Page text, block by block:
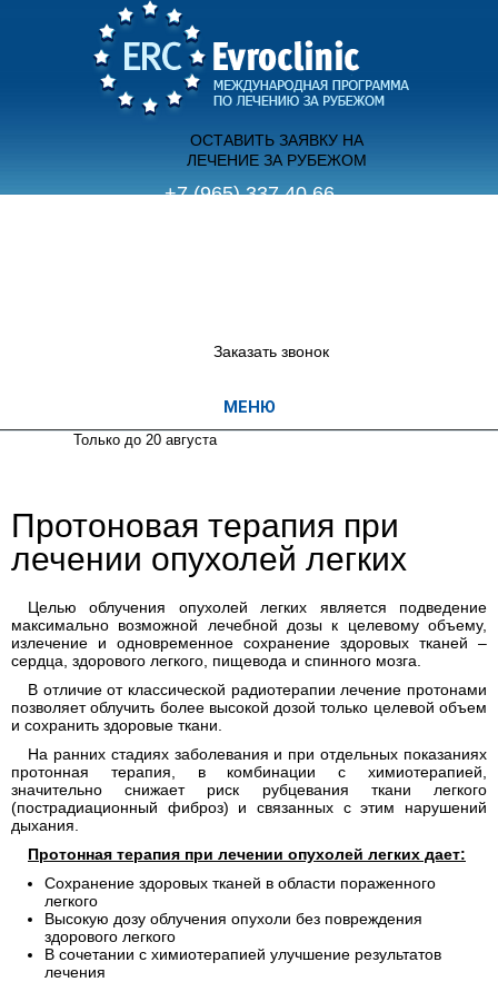
ОСТАВИТЬ ЗАЯВКУ НА
ЛЕЧЕНИЕ ЗА РУБЕЖОМ
+7 (965) 337 40 66
Заказать звонок
Только до 20 августа
Протоновая терапия при
лечении опухолей легких
Целью облучения опухолей легких является подведение
максимально возможной лечебной дозы к целевому объему,
излечение и одновременное сохранение здоровых тканей –
сердца, здорового легкого, пищевода и спинного мозга.
В отличие от классической радиотерапии лечение протонами
позволяет облучить более высокой дозой только целевой объем
и сохранить здоровые ткани.
На ранних стадиях заболевания и при отдельных показаниях
протонная терапия, в комбинации с химиотерапией,
значительно снижает риск рубцевания ткани легкого
(пострадиационный фиброз) и связанных с этим нарушений
дыхания.
Протонная терапия при лечении опухолей легких дает:
Сохранение здоровых тканей в области пораженного
легкого
Высокую дозу облучения опухоли без повреждения
здорового легкого
В сочетании с химиотерапией улучшение результатов
лечения